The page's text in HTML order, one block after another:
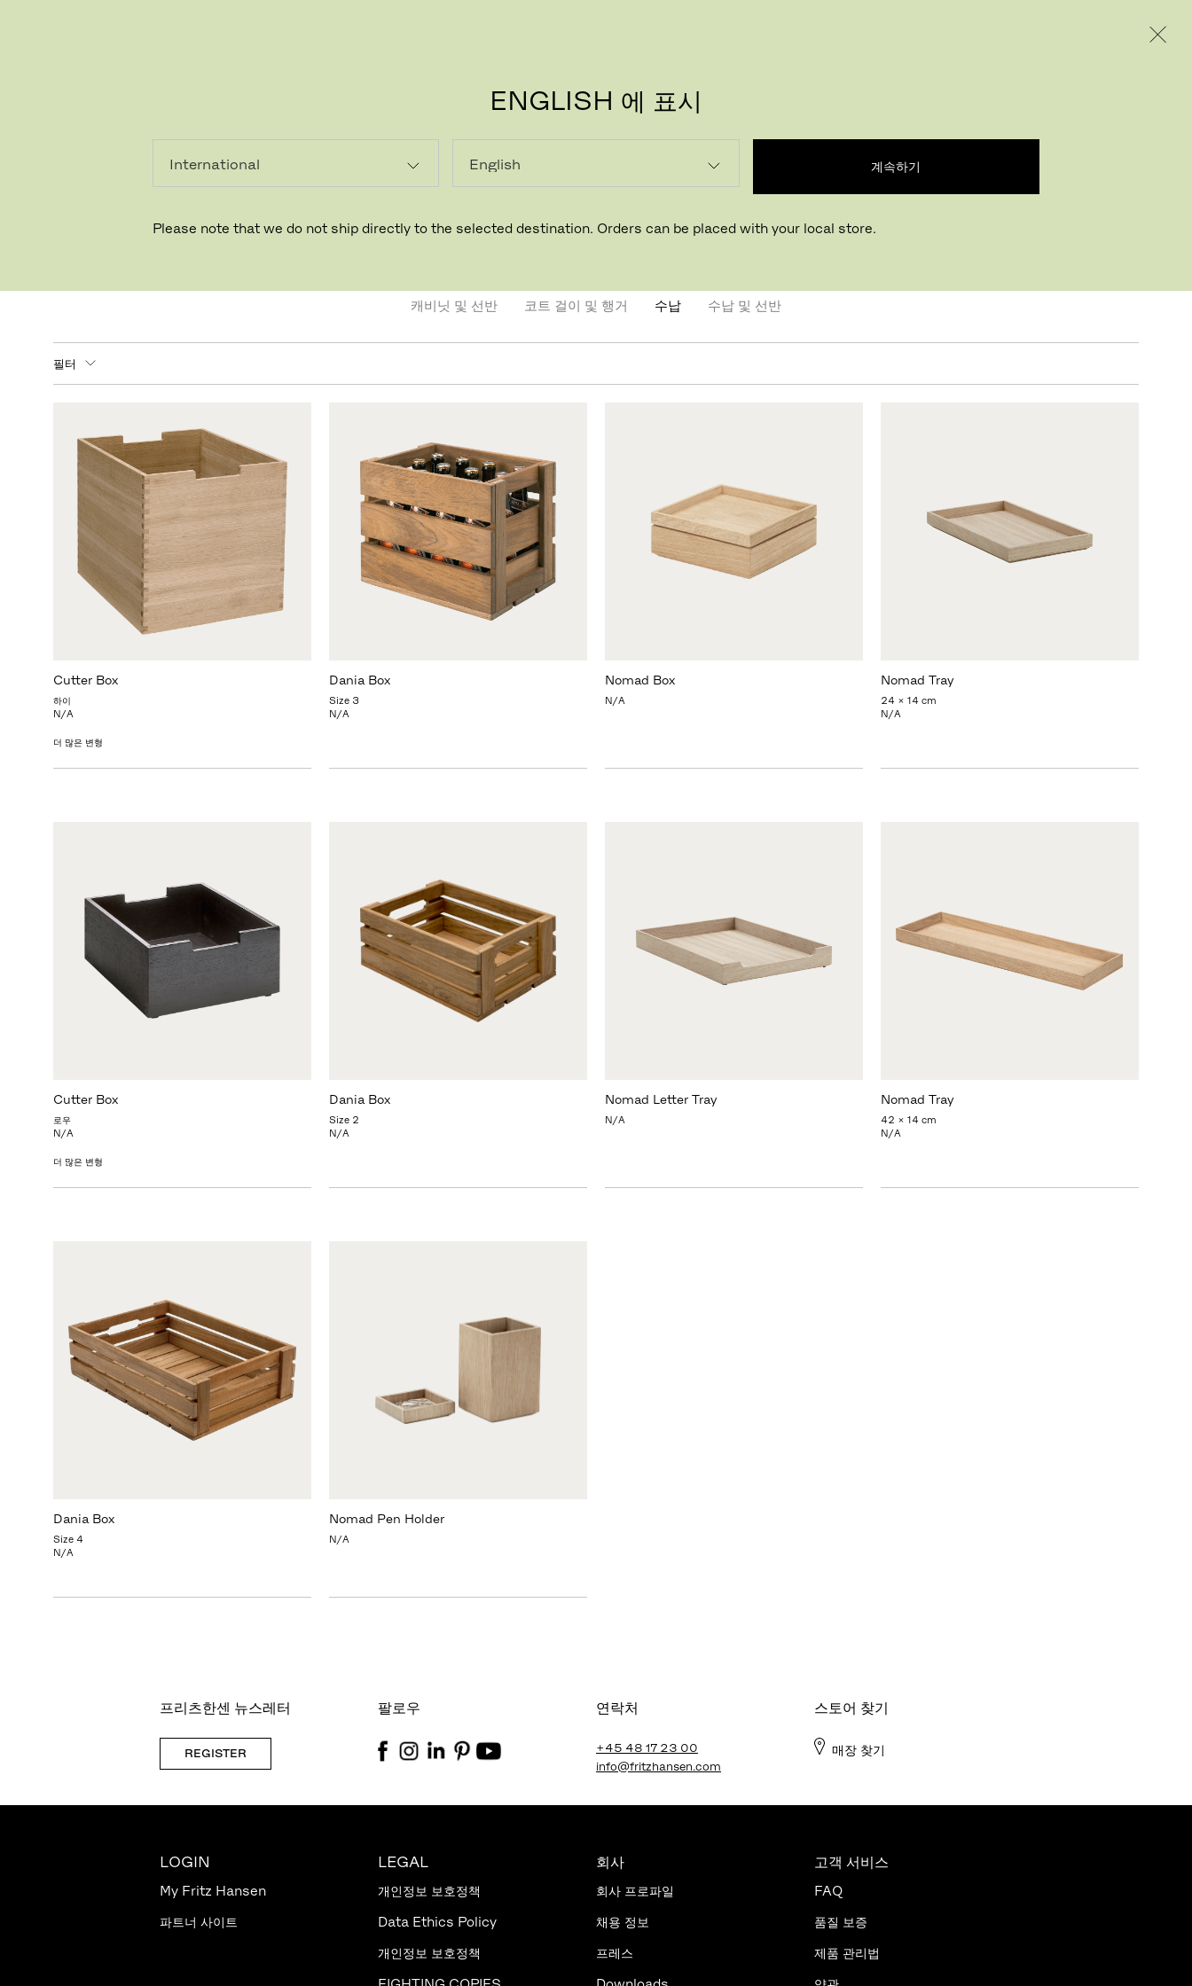
ENGLISH 에 표시
계속하기
Please note that we do not ship directly to the selected destination. Orders can be placed with your local store.
수납
심미적이고 실용적인 수납 옵션으로 정돈된 아름다운 공간을 만나보세요.
캐비닛 및 선반 코트 걸이 및 행거 수납 수납 및 선반
필터
Cutter Box
하이
N/A
더 많은 변형
Dania Box
Size 3
N/A
Nomad Box
N/A
Nomad Tray
24 x 14 cm
N/A
Cutter Box
로우
N/A
더 많은 변형
Dania Box
Size 2
N/A
Nomad Letter Tray
N/A
Nomad Tray
42 x 14 cm
N/A
Dania Box
Size 4
N/A
Nomad Pen Holder
N/A
프리츠한센 뉴스레터
REGISTER
팔로우 연락처
+45 48 17 23 00
info@fritzhansen.com
스토어 찾기
매장 찾기
LOGIN
My Fritz Hansen
파트너 사이트
LEGAL
개인정보 보호정책
Data Ethics Policy
개인정보 보호정책
회사
회사 프로파일
채용 정보
프레스
고객 서비스
FAQ
품질 보증
제품 관리법